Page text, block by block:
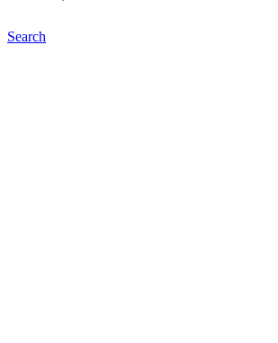
Search